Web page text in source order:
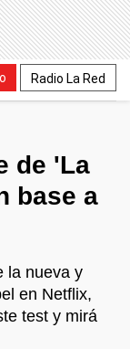
Radio La Red
de 'La
base a
la nueva y
en Netflix,
test y mirá